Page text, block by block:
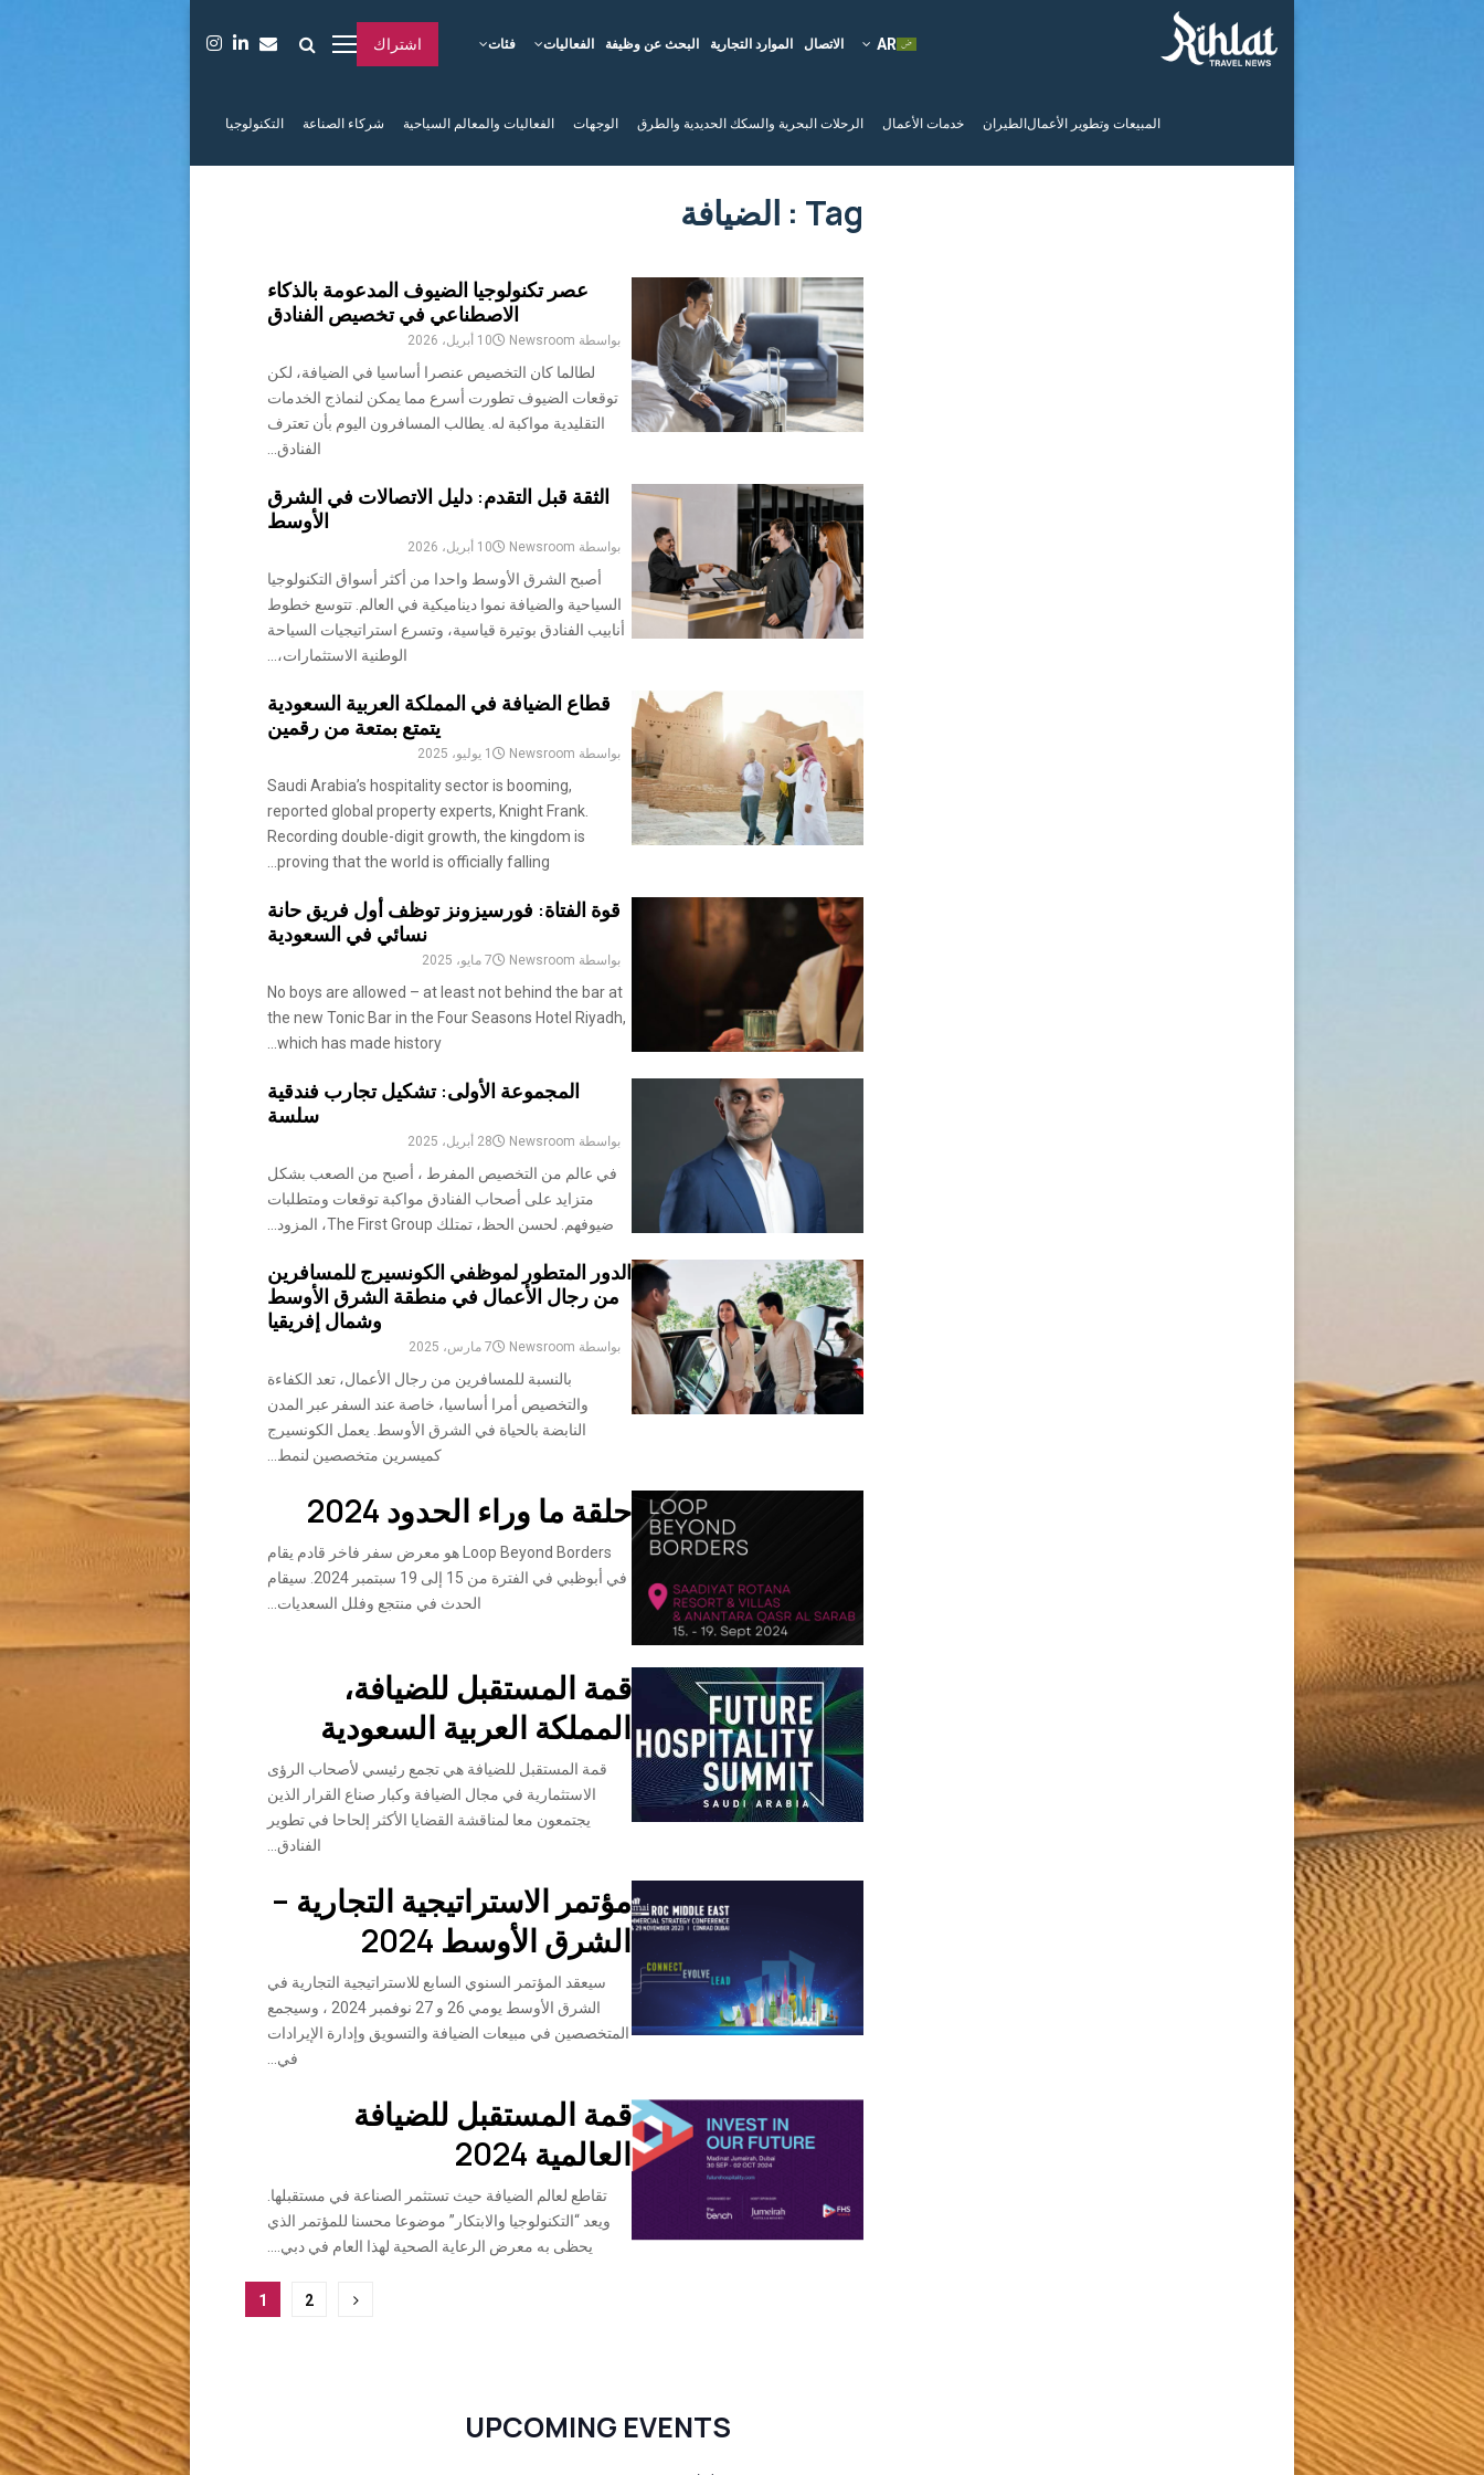
فئات الفعاليات البحث عن وظيفة الموارد التجارية الاتصال اشتراك
المبيعات وتطوير الأعمال الطيران خدمات الأعمال الرحلات البحرية والسكك الحديدية والطرق الوجهات الفعاليات والمعالم السياحية شركاء الصناعة التكنولوجيا
Tag : الضيافة
عصر تكنولوجيا الضيوف المدعومة بالذكاء
الاصطناعي في تخصيص الفنادق
بواسطة Newsroom 10 أبريل، 2026
لطالما كان التخصيص عنصرا أساسيا في الضيافة، لكن
توقعات الضيوف تطورت أسرع مما يمكن لنماذج الخدمات
التقليدية مواكبة له. يطالب المسافرون اليوم بأن تعترف
الفنادق...
الثقة قبل التقدم: دليل الاتصالات في الشرق
الأوسط
بواسطة Newsroom 10 أبريل، 2026
أصبح الشرق الأوسط واحدا من أكثر أسواق التكنولوجيا
السياحية والضيافة نموا ديناميكية في العالم. تتوسع خطوط
أنابيب الفنادق بوتيرة قياسية، وتسرع استراتيجيات السياحة
الوطنية الاستثمارات،...
قطاع الضيافة في المملكة العربية السعودية
يتمتع بمتعة من رقمين
بواسطة Newsroom 1 يوليو، 2025
Saudi Arabia’s hospitality sector is booming,
reported global property experts, Knight Frank.
Recording double-digit growth, the kingdom is
proving that the world is officially falling...
قوة الفتاة: فورسيزونز توظف أول فريق حانة
نسائي في السعودية
بواسطة Newsroom 7 مايو، 2025
No boys are allowed – at least not behind the bar at
the new Tonic Bar in the Four Seasons Hotel Riyadh,
which has made history...
المجموعة الأولى: تشكيل تجارب فندقية
سلسة
بواسطة Newsroom 28 أبريل، 2025
في عالم من التخصيص المفرط ، أصبح من الصعب بشكل
متزايد على أصحاب الفنادق مواكبة توقعات ومتطلبات
ضيوفهم. لحسن الحظ، تمتلك The First Group، المزود...
الدور المتطور لموظفي الكونسيرج للمسافرين
من رجال الأعمال في منطقة الشرق الأوسط
وشمال إفريقيا
بواسطة Newsroom 7 مارس، 2025
بالنسبة للمسافرين من رجال الأعمال، تعد الكفاءة
والتخصيص أمرا أساسيا، خاصة عند السفر عبر المدن
النابضة بالحياة في الشرق الأوسط. يعمل الكونسيرج
كميسرين متخصصين لنمط...
حلقة ما وراء الحدود 2024
Loop Beyond Borders هو معرض سفر فاخر قادم يقام
في أبوظبي في الفترة من 15 إلى 19 سبتمبر 2024. سيقام
الحدث في منتجع وفلل السعديات...
قمة المستقبل للضيافة،
المملكة العربية السعودية
قمة المستقبل للضيافة هي تجمع رئيسي لأصحاب الرؤى
الاستثمارية في مجال الضيافة وكبار صناع القرار الذين
يجتمعون معا لمناقشة القضايا الأكثر إلحاحا في تطوير
الفنادق...
مؤتمر الاستراتيجية التجارية –
الشرق الأوسط 2024
سيعقد المؤتمر السنوي السابع للاستراتيجية التجارية في
الشرق الأوسط يومي 26 و 27 نوفمبر 2024 ، وسيجمع
المتخصصين في مبيعات الضيافة والتسويق وإدارة الإيرادات
في...
قمة المستقبل للضيافة
العالمية 2024
تقاطع لعالم الضيافة حيث تستثمر الصناعة في مستقبلها.
ويعد “التكنولوجيا والابتكار” موضوعا محسنا للمؤتمر الذي
يحظى به معرض الرعاية الصحية لهذا العام في دبي....
1 2
UPCOMING EVENTS